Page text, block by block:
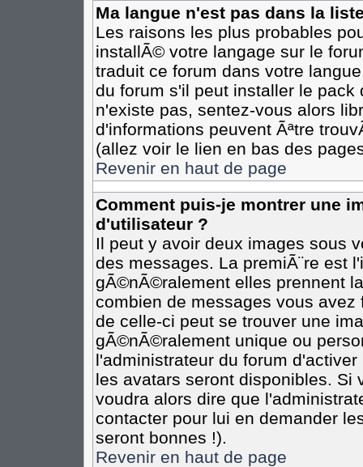
Ma langue n'est pas dans la
Les raisons les plus probables
installÃ© votre langage sur le
traduit ce forum dans votre
du forum s'il peut installer le
n'existe pas, sentez-vous alors
d'informations peuvent Ãªtre
(allez voir le lien en bas des
Revenir en haut de page
Comment puis-je montrer une
d'utilisateur ?
Il peut y avoir deux images sous
des messages. La premiÃ¨re est
gÃ©nÃ©ralement elles prennent
combien de messages vous
de celle-ci peut se trouver une
gÃ©nÃ©ralement unique ou
l'administrateur du forum
les avatars seront disponibles. Si
voudra alors dire que
contacter pour lui en demander
seront bonnes !).
Revenir en haut de page